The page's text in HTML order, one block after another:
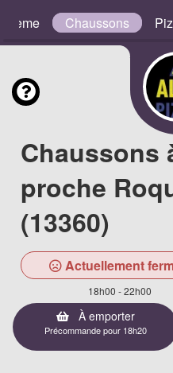
Chaussons
Chaussons
proche
(13360)
Actuellement
18h00 - 22h00
À emporter
Précommande pour 18h20